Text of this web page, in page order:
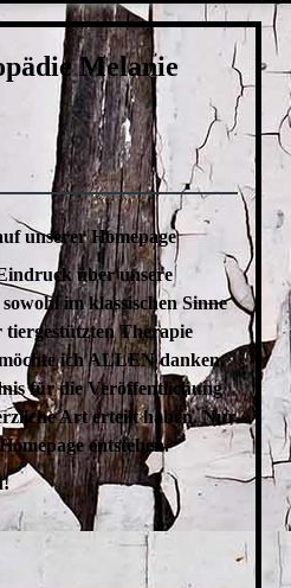
Melanie
unserer Homepage
über unsere
im klassischen Sinne
tiergestützten Therapie
ich ALLEN danken,
für die Veröffentlichung
Art erteilt haben. Nur
entstehen.